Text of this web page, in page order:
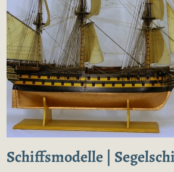
Schiffsmodelle |